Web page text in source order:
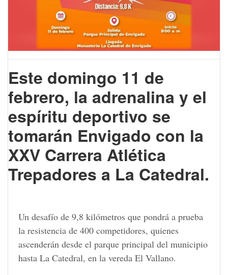
Este domingo 11 de
febrero, la adrenalina y el
espíritu deportivo se
tomarán Envigado con la
XXV Carrera Atlética
Trepadores a La Catedral.
Un desafío de 9,8 kilómetros que pondrá a prueba
la resistencia de 400 competidores, quienes
ascenderán desde el parque principal del municipio
hasta La Catedral, en la vereda El Vallano.